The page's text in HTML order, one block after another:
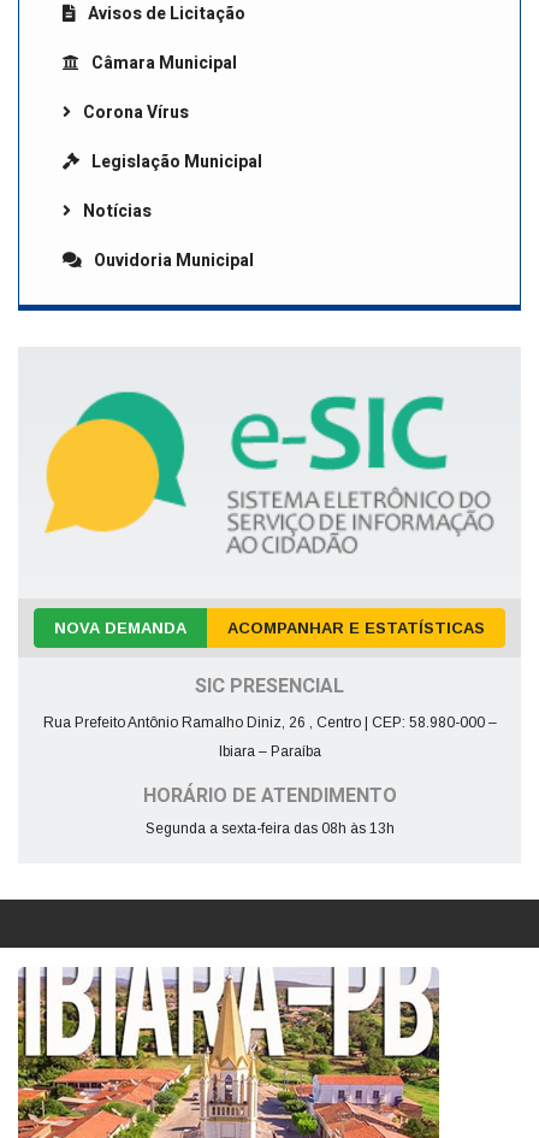
Avisos de Licitação
Câmara Municipal
Corona Vírus
Legislação Municipal
Notícias
Ouvidoria Municipal
NOVA DEMANDA ACOMPANHAR E ESTATÍSTICAS
SIC PRESENCIAL
Rua Prefeito Antônio Ramalho Diniz, 26 , Centro | CEP: 58.980-000 –
Ibiara – Paraíba
HORÁRIO DE ATENDIMENTO
Segunda a sexta-feira das 08h às 13h